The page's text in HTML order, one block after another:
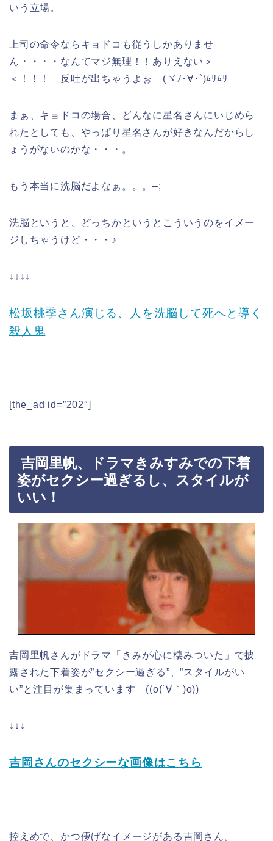
いう立場。
上司の命令ならキョドコも従うしかありませ
ん・・・・なんてマジ無理！！ありえない＞
＜！！！ 反吐が出ちゃうよぉ (ヾﾉ･∀･`)ﾑﾘﾑﾘ
まぁ、キョドコの場合、どんなに星名さんにいじめら
れたとしても、やっぱり星名さんが好きなんだからし
ょうがないのかな・・・。
もう本当に洗脳だよなぁ。。。–;
洗脳というと、どっちかというとこういうのをイメー
ジしちゃうけど・・・♪
↓↓↓↓
松坂桃季さん演じる、人を洗脳して死へと導く
殺人鬼
[the_ad id=”202″]
吉岡里帆、ドラマきみすみでの下着
姿がセクシー過ぎるし、スタイルが
いい！
吉岡里帆さんがドラマ「きみが心に棲みついた」で披
露された下着姿が”セクシー過ぎる”、”スタイルがい
い”と注目が集まっています ((o(´∀｀)o))
↓↓↓
吉岡さんのセクシーな画像はこちら
控えめで、かつ儚げなイメージがある吉岡さん。